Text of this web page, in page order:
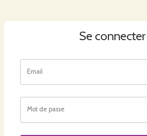
Se connecter
Email
Mot de passe